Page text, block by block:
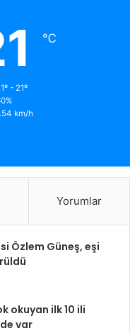
℃
- 21º
km/h
Yorumlar
Özlem Güneş, eşi
okuyan ilk 10 ili
var